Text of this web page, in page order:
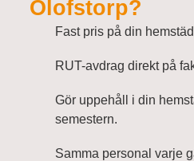
Olofstorp?
Fast pris på din
RUT-avdrag direkt på
Gör uppehåll i din
semestern.
Samma personal varje